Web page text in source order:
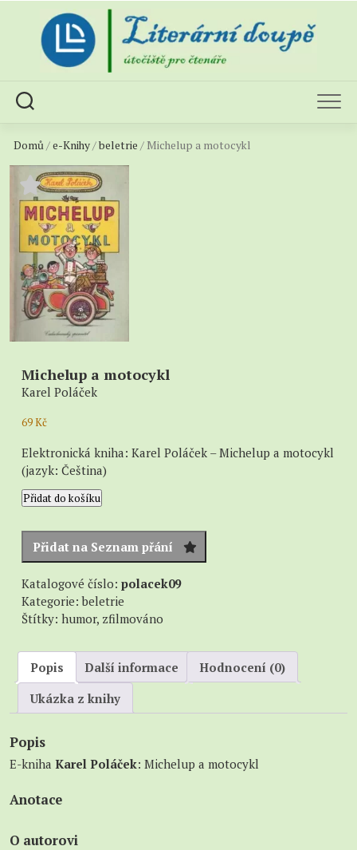
content
Domů/e-Knihy/beletrie / Michelup a motocykl
Michelup a motocykl
Karel Poláček
69Kč
Elektronická kniha: Karel Poláček – Michelup a motocykl
(jazyk: Čeština)
Michelup
a
množství
Přidat do košíku
Přidat na Seznam přání
Katalogové číslo: polacek09
Kategorie:beletrie
Štítky: humor, zfilmováno
Popis Další informace
Hodnocení (0)
Ukázka z knihy
Popis
E-kniha Karel Poláček: Michelup a motocykl
Anotace
O autorovi